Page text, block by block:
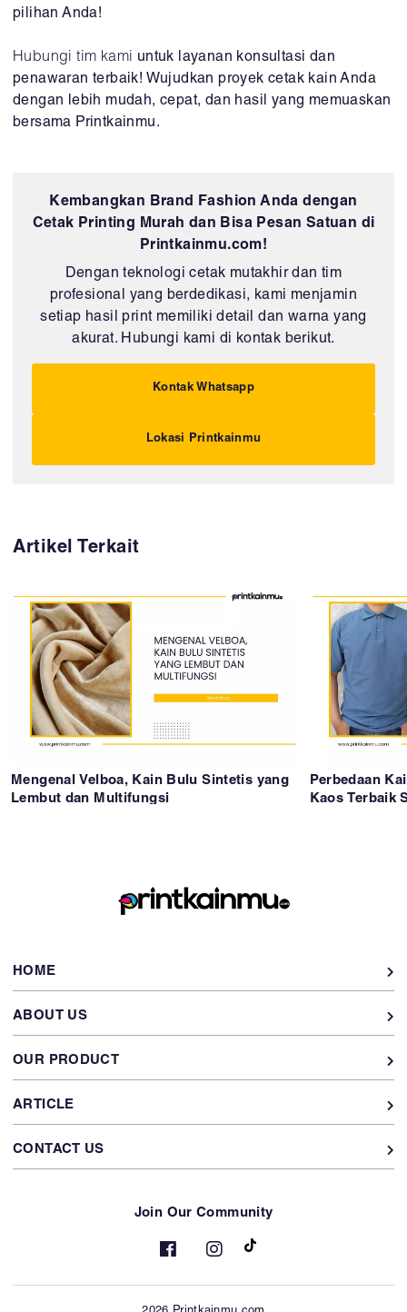
pilihan Anda!
Hubungi tim kami untuk layanan konsultasi dan
penawaran terbaik! Wujudkan proyek cetak kain Anda
dengan lebih mudah, cepat, dan hasil yang memuaskan
bersama Printkainmu.
Kembangkan Brand Fashion Anda dengan
Cetak Printing Murah dan Bisa Pesan Satuan di
Printkainmu.com!
Dengan teknologi cetak mutakhir dan tim
profesional yang berdedikasi, kami menjamin
setiap hasil print memiliki detail dan warna yang
akurat. Hubungi kami di kontak berikut.
Kontak Whatsapp
Lokasi Printkainmu
Artikel Terkait
Mengenal Velboa, Kain Bulu Sintetis yang
Lembut dan Multifungsi
Perbedaan
Kaos Terbaik
HOME
ABOUT US
OUR PRODUCT
ARTICLE
CONTACT US
Join Our Community